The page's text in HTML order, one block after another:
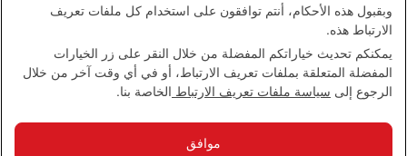
بيان إمكانية الدخول
اتصل بنا
سياسة الخصوصية
الشروط والأحكام
سياسة ملفات تعريف الارتباط
بيان الشفافية بموجب قانون مكافحة العبودية الحديثة
وبقبول هذه الأحكام، أنتم توافقون على استخدام كل ملفات تعريف
الارتباط هذه.
يمكنكم تحديث خياراتكم المفضلة من خلال النقر على زر الخيارات
المفضلة المتعلقة بملفات تعريف الارتباط، أو في أي وقت آخر من خلال
الرجوع إلى سياسة ملفات تعريف الارتباط الخاصة بنا.
موافق